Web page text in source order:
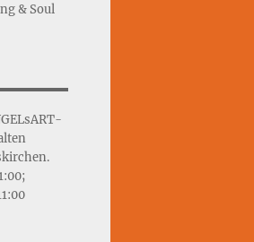
& Soul